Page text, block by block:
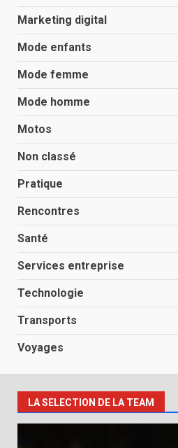
Marketing digital
Mode enfants
Mode femme
Mode homme
Motos
Non classé
Pratique
Rencontres
Santé
Services entreprise
Technologie
Transports
Voyages
LA SELECTION DE LA TEAM